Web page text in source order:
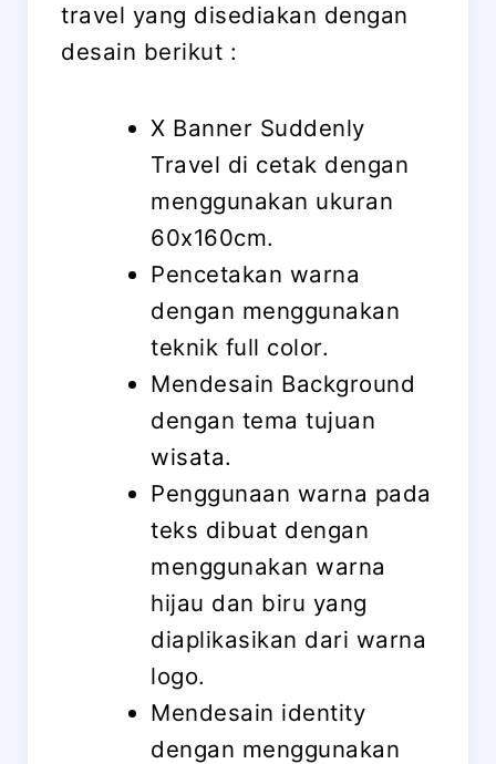
travel yang disediakan dengan
desain berikut :
X Banner Suddenly
Travel di cetak dengan
menggunakan ukuran
60x160cm.
Pencetakan warna
dengan menggunakan
teknik full color.
Mendesain Background
dengan tema tujuan
wisata.
Penggunaan warna pada
teks dibuat dengan
menggunakan warna
hijau dan biru yang
diaplikasikan dari warna
logo.
Mendesain identity
dengan menggunakan